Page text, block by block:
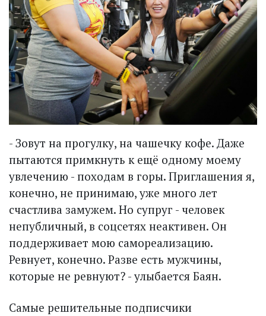
- Зовут на прогулку, на чашечку кофе. Даже
пытаются примкнуть к ещё одному моему
увлечению - походам в горы. Приглашения я,
конечно, не принимаю, уже много лет
счастлива замужем. Но супруг - человек
непубличный, в соцсетях неактивен. Он
поддерживает мою самореализацию.
Ревнует, конечно. Разве есть мужчины,
которые не ревнуют? - улыбается Баян.
Самые решительные подписчики